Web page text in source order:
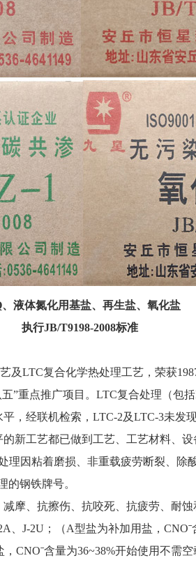
、液体氮化用基盐、再生盐、氧化盐
执行JB/T9198-2008标准
LTC复合化学热处理工艺，荣获
”重点推广项目。LTC复合处理（包
，经联机检索，LTC-2及LTC-3未发
新工艺都已做到工艺、工艺材料、
理因粘着磨损、非重载疲劳断裂、除
的钢铁牌号。
、抗擦伤、抗咬死、抗疲劳、耐蚀
J-2U；（A型盐为补加用盐，
CNOˉ含量为36~38%开始使用不需